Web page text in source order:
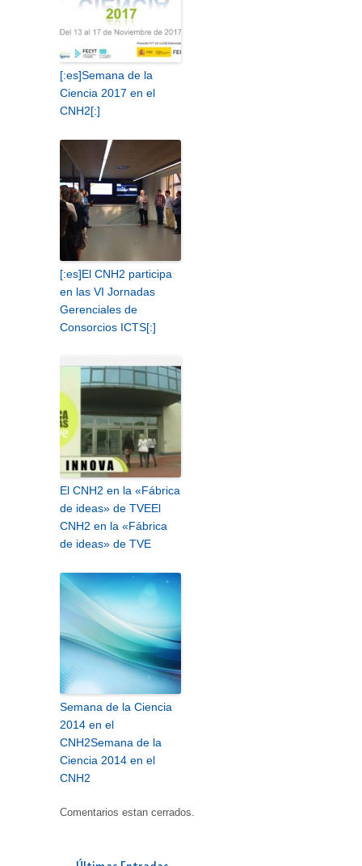
[:es]Semana de la
Ciencia 2017 en el
CNH2[:]
[:es]El CNH2 participa
en las VI Jornadas
Gerenciales de
Consorcios ICTS[:]
El CNH2 en la «Fábrica
de ideas» de TVEEl
CNH2 en la «Fábrica
de ideas» de TVE
Semana de la Ciencia
2014 en el
CNH2Semana de la
Ciencia 2014 en el
CNH2
Comentarios estan cerrados.